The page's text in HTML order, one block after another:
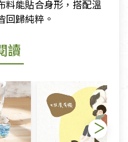
料能貼合身形，搭配溫
回歸純粹。
讀